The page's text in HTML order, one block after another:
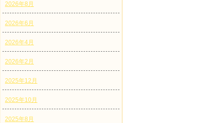
2026年8月
2026年6月
2026年4月
2026年2月
2025年12月
2025年10月
2025年8月